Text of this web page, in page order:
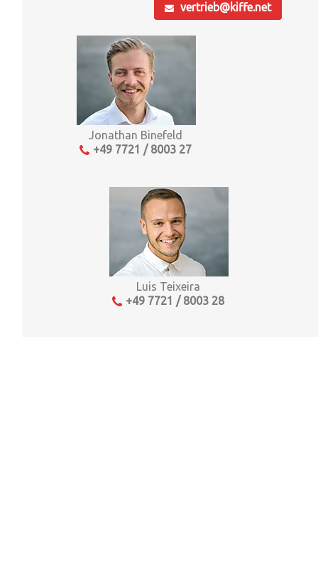
vertrieb@kiffe.net
Jonathan Binefeld
+49 7721 / 8003 27
Luis Teixeira
+49 7721 / 8003 28